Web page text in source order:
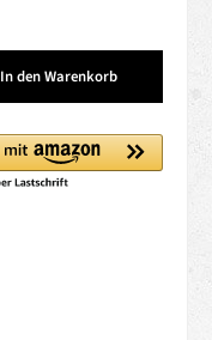
In den Warenkorb